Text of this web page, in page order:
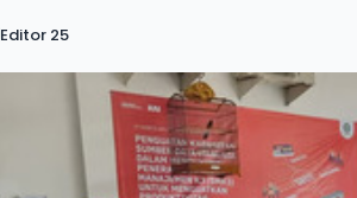
Editor 25